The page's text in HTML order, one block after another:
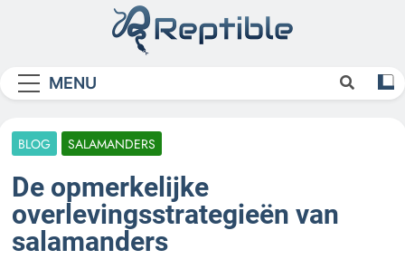
MENU
BLOG SALAMANDERS
De opmerkelijke
overlevingsstrategieën van
salamanders